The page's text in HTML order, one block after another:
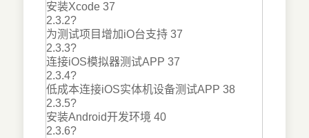
安装Xcode 37
2.3.2?
为测试项目增加iO台支持 37
2.3.3?
连接iOS模拟器测试APP 37
2.3.4?
低成本连接iOS实体机设备测试APP 38
2.3.5?
安装Android开发环境 40
2.3.6?